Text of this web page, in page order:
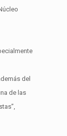
del
de las